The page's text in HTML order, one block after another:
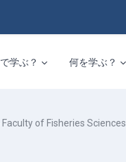
学ぶ？ 何を学ぶ？
of Fisheries Sciences